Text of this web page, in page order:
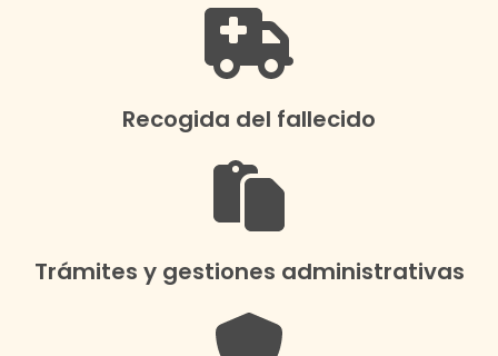
Recogida del fallecido
Trámites y gestiones administrativas